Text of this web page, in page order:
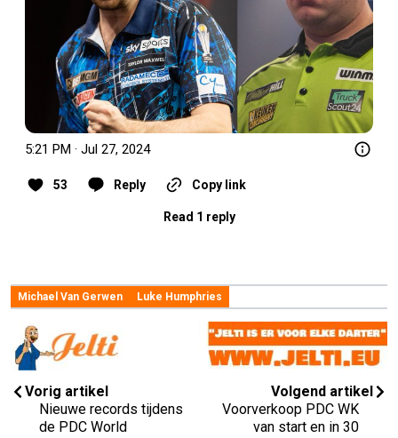
5:21 PM · Jul 27, 2024
53 Reply Copy link
Read 1 reply
Michael Van Gerwen Luke Humphries
Vorig artikel
Nieuwe records tijdens
de PDC World
Volgend artikel
Voorverkoop PDC WK
van start en in 30